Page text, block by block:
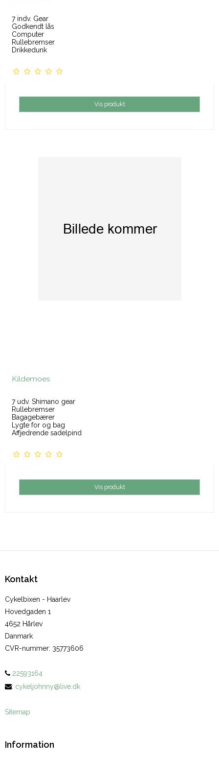
7 indv. Gear
Godkendt lås
Computer
Rullebremser
Drikkedunk
Vis produkt
Kildemoes
7 udv. Shimano gear
Rullebremser
Bagagebærer
Lygte for og bag
Affjedrende sadelpind
Vis produkt
Kontakt
Cykelbixen - Haarlev
Hovedgaden 1
4652 Hårlev
Danmark
CVR-nummer: 35773606
22593164
: cykeljohnny@live.dk
Sitemap
Information